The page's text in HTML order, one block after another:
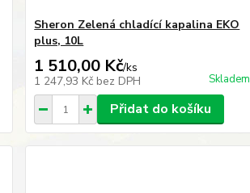
Sheron Zelená chladící kapalina EKO
plus, 10L
1 510,00 Kč/ks
1 247,93 Kč bez DPH Skladem
Přidat do košíku